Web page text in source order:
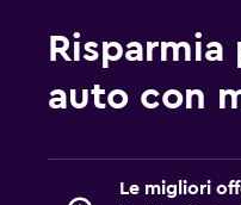
auto con
Le migliori